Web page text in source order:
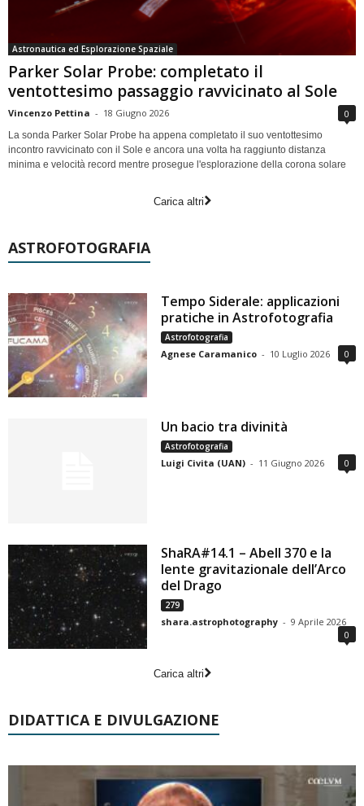
Astronautica ed Esplorazione Spaziale
Parker Solar Probe: completato il
ventottesimo passaggio ravvicinato al Sole
Vincenzo Pettina - 18 Giugno 2026 0
La sonda Parker Solar Probe ha appena completato il suo ventottesimo
incontro ravvicinato con il Sole e ancora una volta ha raggiunto distanza
minima e velocità record mentre prosegue l'esplorazione della corona solare
Carica altri
ASTROFOTOGRAFIA
Tempo Siderale: applicazioni
pratiche in Astrofotografia
Astrofotografia
Agnese Caramanico - 10 Luglio 2026 0
Un bacio tra divinità
Astrofotografia
Luigi Civita (UAN) - 11 Giugno 2026 0
ShaRA#14.1 – Abell 370 e la
lente gravitazionale dell’Arco
del Drago
279
shara.astrophotography - 9 Aprile 2026
0
Carica altri
DIDATTICA E DIVULGAZIONE